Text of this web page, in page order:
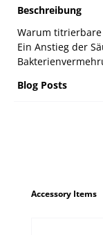
Beschreibung
Warum titrierbare
Ein Anstieg der
Blog Posts
Produktgalerie
Accessory Items